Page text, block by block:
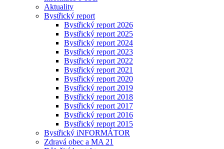
Aktuality
Bystřický report
Bystřický report 2026
Bystřický report 2025
Bystřický report 2024
Bystřický report 2023
Bystřický report 2022
Bystřický report 2021
Bystřický report 2020
Bystřický report 2019
Bystřický report 2018
Bystřický report 2017
Bystřický report 2016
Bystřický report 2015
Bystřický iNFORMÁTOR
Zdravá obec a MA 21